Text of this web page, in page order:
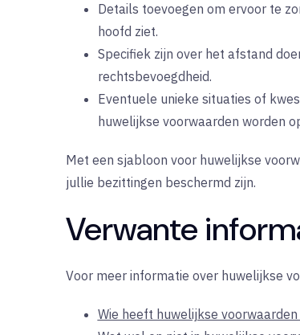
Details toevoegen om ervoor te
hoofd ziet.
Specifiek zijn over het afstand
rechtsbevoegdheid.
Eventuele unieke situaties of
huwelijkse voorwaarden worden
Met een sjabloon voor huwelijkse
jullie bezittingen beschermd zijn.
Verwante
Voor meer informatie over huwelijkse
Wie heeft huwelijkse voorwaarden